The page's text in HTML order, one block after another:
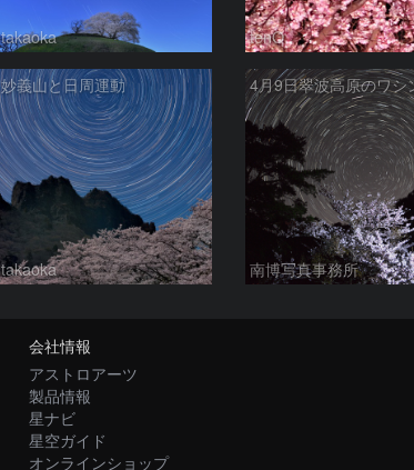
takaoka tenQ
妙義山と日周運動
takaoka 南博写真事務所
会社情報
アストロアーツ
製品情報
星ナビ
星空ガイド
オンラインショップ